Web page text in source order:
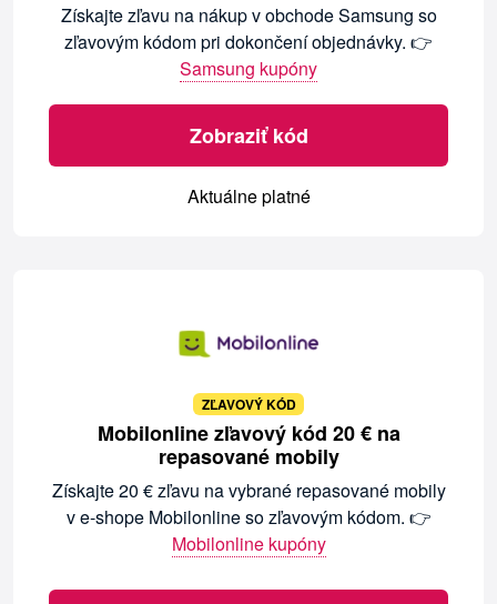
Získajte zľavu na nákup v obchode Samsung so
zľavovým kódom pri dokončení objednávky. 👉
Samsung kupóny
Zobraziť kód
Aktuálne platné
ZĽAVOVÝ KÓD
Mobilonline zľavový kód 20 € na
repasované mobily
Získajte 20 € zľavu na vybrané repasované mobily
v e-shope Mobilonline so zľavovým kódom. 👉
Mobilonline kupóny